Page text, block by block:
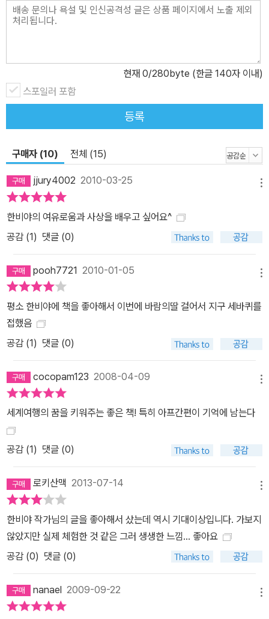
현재 0/280byte (한글 140자 이내)
스포일러 포함
등록
구매자 (10) 전체 (15)
jjury4002 2010-03-25
한비야의 여유로움과 사상을 배우고 싶어요^
공감 (1) 댓글 (0)
pooh7721 2010-01-05
평소 한비야에 책을 좋아해서 이번에 바람의딸 걸어서 지구 세바퀴를
접했음
공감 (1) 댓글 (0)
cocopam123 2008-04-09
세계여행의 꿈을 키워주는 좋은 책! 특히 아프간편이 기억에 남는다
공감 (1) 댓글 (0)
로키산맥 2013-07-14
한비야 작가님의 글을 좋아해서 샀는데 역시 기대이상입니다. 가보지
않았지만 실제 체험한 것 같은 그러 생생한 느낌... 좋아요
공감 (0) 댓글 (0)
nanael 2009-09-22